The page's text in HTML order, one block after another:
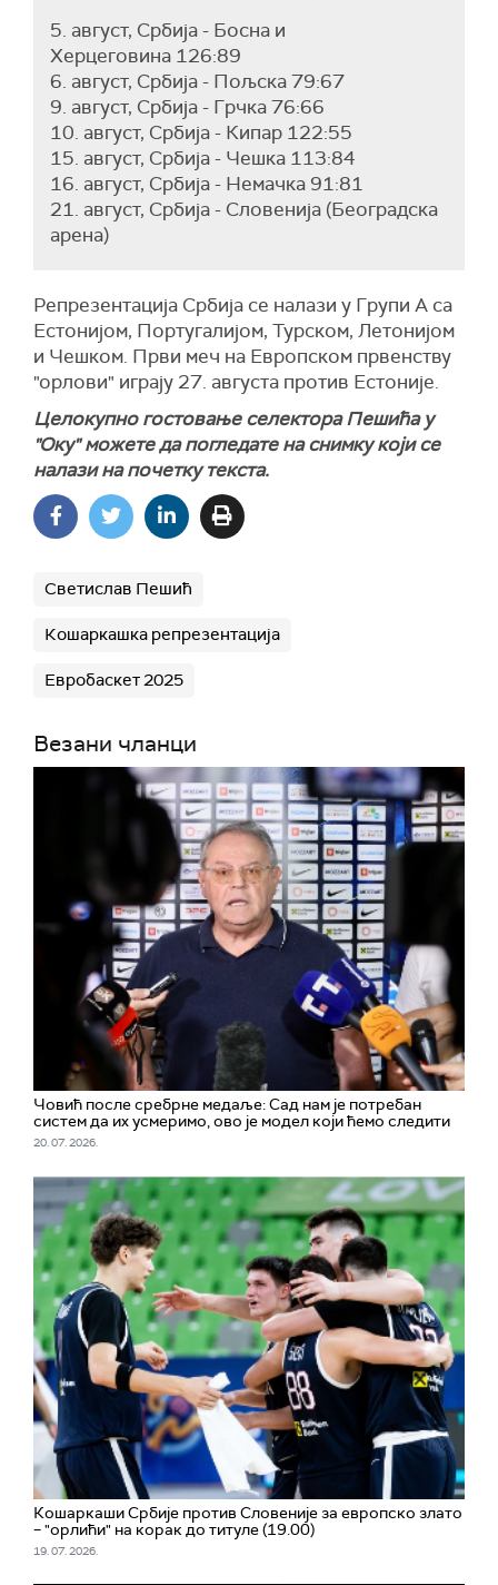
5. август, Србија - Босна и
Херцеговина 126:89
6. август, Србија - Пољска 79:67
9. август, Србија - Грчка 76:66
10. август, Србија - Кипар 122:55
15. август, Србија - Чешка 113:84
16. август, Србија - Немачка 91:81
21. август, Србија - Словенија (Београдска
арена)
Репрезентација Србија се налази у Групи А са
Естонијом, Португалијом, Турском, Летонијом
и Чешком. Први меч на Европском првенству
"орлови" играју 27. августа против Естоније.
Целокупно гостовање селектора Пешића у
"Оку" можете да погледате на снимку који се
налази на почетку текста.
Светислав Пешић
Кошаркашка репрезентација
Евробаскет 2025
Везани чланци
Човић после сребрне медаље: Сад нам је потребан
систем да их усмеримо, ово је модел који ћемо следити
20. 07. 2026.
Кошаркаши Србије против Словеније за европско злато
– "орлићи" на корак до титуле (19.00)
19. 07. 2026.